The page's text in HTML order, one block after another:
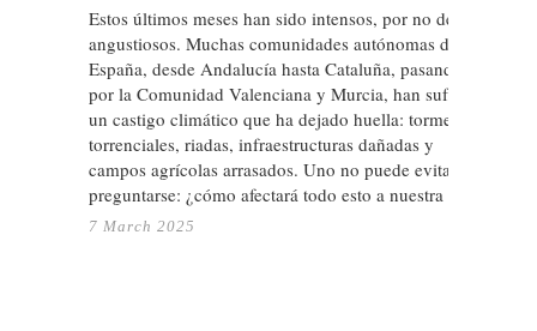
Estos últimos meses han sido intensos, por no decir
angustiosos. Muchas comunidades autónomas de
España, desde Andalucía hasta Cataluña, pasando
por la Comunidad Valenciana y Murcia, han sufrido
un castigo climático que ha dejado huella: tormentas
torrenciales, riadas, infraestructuras dañadas y
campos agrícolas arrasados. Uno no puede evitar
preguntarse: ¿cómo afectará todo esto a nuestra …
7 March 2025